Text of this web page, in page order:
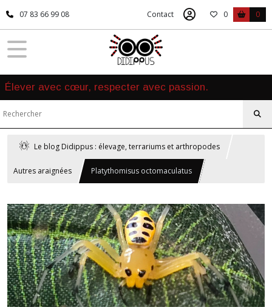
07 83 66 99 08 Contact 0 0
Élever avec cœur, respecter avec passion.
Le blog Didippus : élevage, terrariums et arthropodes
Autres araignées Platythomisus octomaculatus